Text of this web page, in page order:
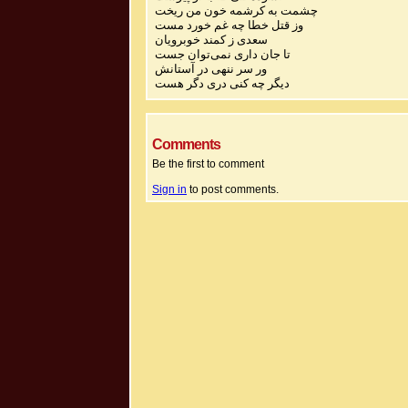
چشمت به کرشمه خون من ریخت
وز قتل خطا چه غم خورد مست
سعدی ز کمند خوبرویان
تا جان داری نمی‌توان جست
ور سر ننهی در آستانش
دیگر چه کنی دری دگر هست
Comments
Be the first to comment
Sign in to post comments.